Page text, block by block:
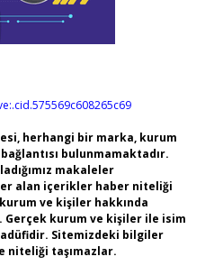
herhangi bir marka, kurum
bulunmamaktadır.
makaleler
alan içerikler haber niteliği
ve kişiler hakkında
Gerçek kurum ve kişiler ile isim
Sitemizdeki bilgiler
niteliği taşımazlar.